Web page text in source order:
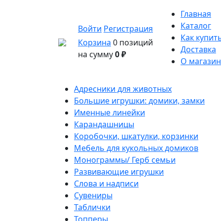
Войти Регистрация
Корзина 0 позиций
на сумму0 ₽
Главная
Каталог
Как
Доставка
О
Адресники для животных
Большие игрушки: домики, замки
Именные линейки
Карандашницы
Коробочки, шкатулки, корзинки
Мебель для кукольных домиков
Монограммы/ Герб семьи
Развивающие игрушки
Слова и надписи
Сувениры
Таблички